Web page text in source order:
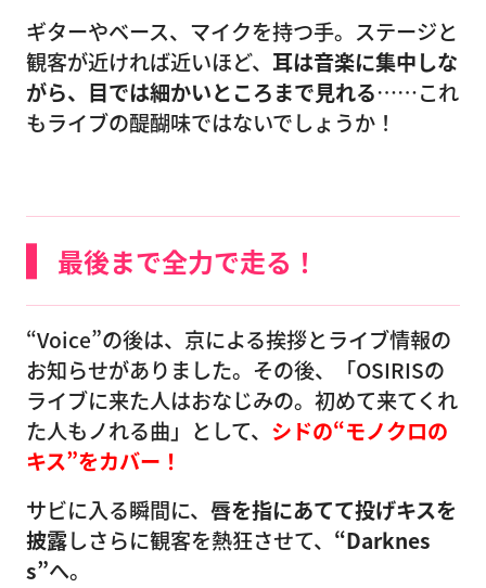
ギターやベース、マイクを持つ手。ステージと
観客が近ければ近いほど、 耳は音楽に集中しな
がら、目では細かいところまで見れる……これ
もライブの醍醐味ではないでしょうか！
最後まで全力で走る！
“Voice”の後は、京による挨拶とライブ情報の
お知らせがありました。その後、「OSIRISの
ライブに来た人はおなじみの。初めて来てくれ
た人もノれる曲」として、 シドの“モノクロの
キス”をカバー！
サビに入る瞬間に、 唇を指にあてて投げキスを
披露しさらに観客を熱狂させて、 “Darknes
s”へ。